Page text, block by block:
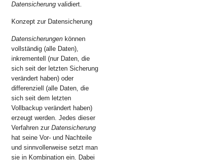
Datensicherung validiert.
Konzept zur Datensicherung
Datensicherungen können
vollständig (alle Daten),
inkrementell (nur Daten, die
sich seit der letzten Sicherung
verändert haben) oder
differenziell (alle Daten, die
sich seit dem letzten
Vollbackup verändert haben)
erzeugt werden. Jedes dieser
Verfahren zur Datensicherung
hat seine Vor- und Nachteile
und sinnvollerweise setzt man
sie in Kombination ein. Dabei